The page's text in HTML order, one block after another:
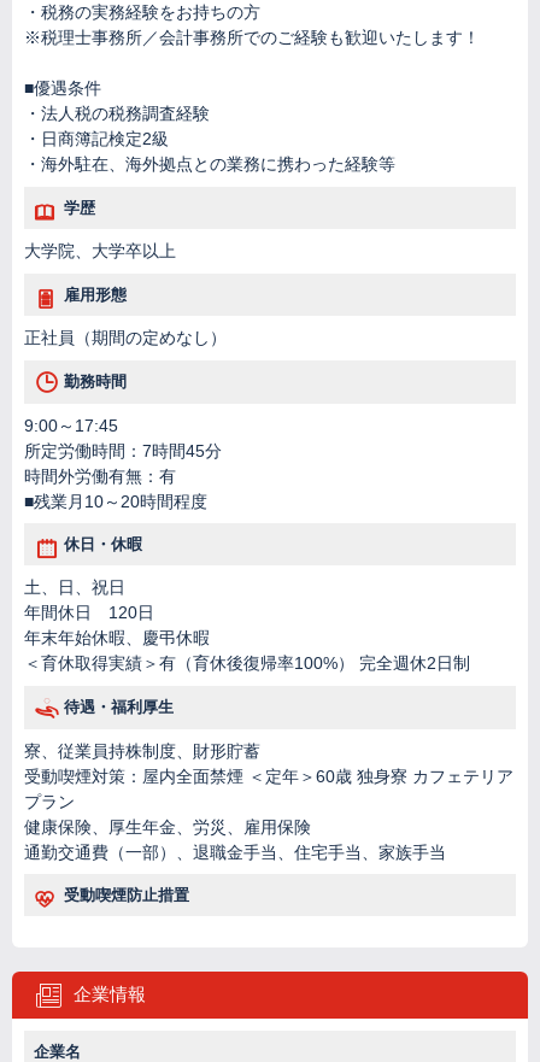
・税務の実務経験をお持ちの方
※税理士事務所／会計事務所でのご経験も歓迎いたします！
■優遇条件
・法人税の税務調査経験
・日商簿記検定2級
・海外駐在、海外拠点との業務に携わった経験等
学歴
大学院、大学卒以上
雇用形態
正社員（期間の定めなし）
勤務時間
9:00～17:45
所定労働時間：7時間45分
時間外労働有無：有
■残業月10～20時間程度
休日・休暇
土、日、祝日
年間休日 120日
年末年始休暇、慶弔休暇
＜育休取得実績＞有（育休後復帰率100%） 完全週休2日制
待遇・福利厚生
寮、従業員持株制度、財形貯蓄
受動喫煙対策：屋内全面禁煙 ＜定年＞60歳 独身寮 カフェテリア
プラン
健康保険、厚生年金、労災、雇用保険
通勤交通費（一部）、退職金手当、住宅手当、家族手当
受動喫煙防止措置
企業情報
企業名